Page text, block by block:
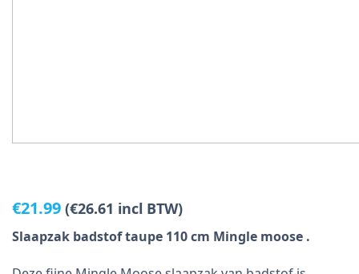
€21.99 (€26.61 incl BTW)
Slaapzak badstof taupe 110 cm Mingle moose .